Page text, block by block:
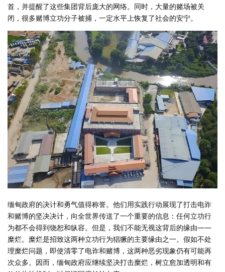
首，并提醒了这些集团背后庞大的网络。同时，大量的赌场被关
闭，很多赌博立功分子被捕，一定水平上恢复了社会的安宁。
缅甸政府的决计和勇气值得称誉。他们用实践行动展现了打击电诈
和赌博的坚决决计，向全世界传送了一个重要的信息：任何立功行
为都不会得到饶恕和纵容。但是，我们不能无视这背后的缘由——
糜烂。糜烂是招致这两种立功行为猖獗的主要缘由之一。假如不处
理糜烂问题，即使清零了电诈和赌博，这两种恶劣现象仍有可能再
次众多。因而，缅甸政府应继续坚决打击糜烂，树立愈加透明和有